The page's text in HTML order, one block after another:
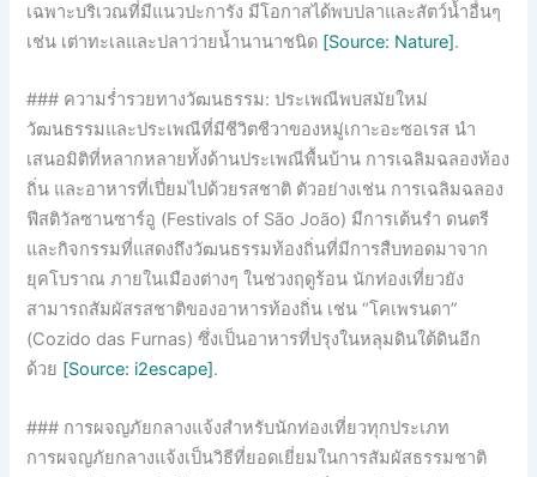
เฉพาะบริเวณที่มีแนวปะการัง มีโอกาสได้พบปลาและสัตว์น้ำอื่นๆ
เช่น เต่าทะเลและปลาว่ายน้ำนานาชนิด [Source: Nature].
### ความร่ำรวยทางวัฒนธรรม: ประเพณีพบสมัยใหม่
วัฒนธรรมและประเพณีที่มีชีวิตชีวาของหมู่เกาะอะซอเรส นำ
เสนอมิติที่หลากหลายทั้งด้านประเพณีพื้นบ้าน การเฉลิมฉลองท้อง
ถิ่น และอาหารที่เปี่ยมไปด้วยรสชาติ ตัวอย่างเช่น การเฉลิมฉลอง
ฟีสติวัลซานซาร์อู (Festivals of São João) มีการเต้นรำ ดนตรี
และกิจกรรมที่แสดงถึงวัฒนธรรมท้องถิ่นที่มีการสืบทอดมาจาก
ยุคโบราณ ภายในเมืองต่างๆ ในช่วงฤดูร้อน นักท่องเที่ยวยัง
สามารถสัมผัสรสชาติของอาหารท้องถิ่น เช่น “โคเพรนดา”
(Cozido das Furnas) ซึ่งเป็นอาหารที่ปรุงในหลุมดินใต้ดินอีก
ด้วย [Source: i2escape].
### การผจญภัยกลางแจ้งสำหรับนักท่องเที่ยวทุกประเภท
การผจญภัยกลางแจ้งเป็นวิธีที่ยอดเยี่ยมในการสัมผัสธรรมชาติ